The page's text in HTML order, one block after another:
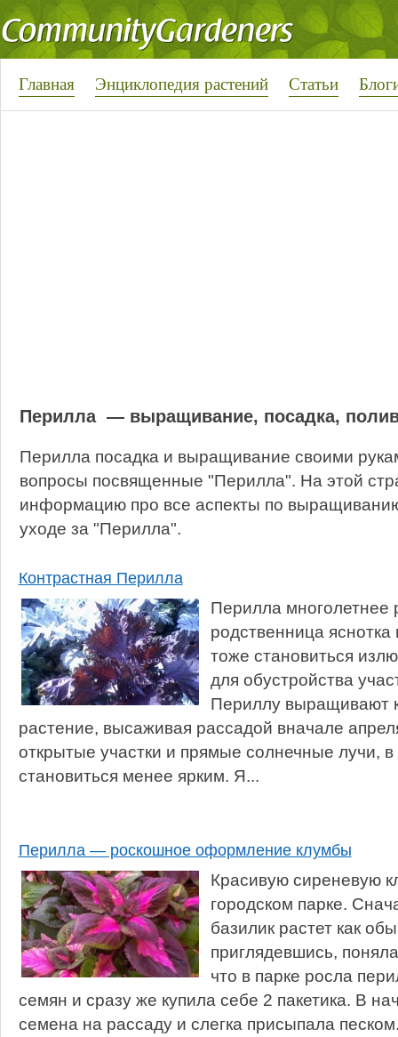
Главная Энциклопедия растений Статьи
Перилла — выращивание, посадка,
Перилла посадка и выращивание своими
вопросы посвященные "Перилла". На этой
информацию про все аспекты по
уходе за "Перилла".
Контрастная Перилла
Перилла многолетнее
родственница яснотка
тоже становиться
для обустройства
Периллу выращивают
растение, высаживая рассадой вначале
открытые участки и прямые солнечные лучи,
становиться менее ярким. Я...
Перилла — роскошное оформление клумбы
Красивую сиреневую
городском парке.
базилик растет как
приглядевшись,
что в парке росла
семян и сразу же купила себе 2 пакетика. В
семена на рассаду и слегка присыпала